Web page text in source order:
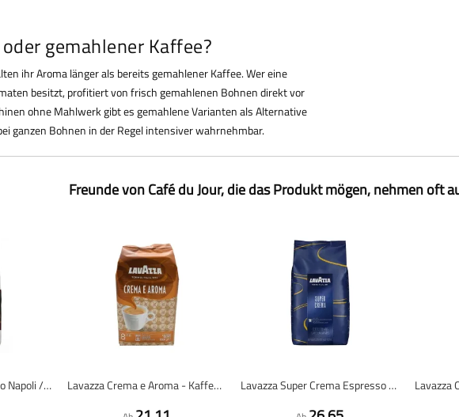
gemahlener Kaffee?
ihr Aroma länger als bereits gemahlener Kaffee. Wer eine
besitzt, profitiert von frisch gemahlenen Bohnen direkt vor
ohne Mahlwerk gibt es gemahlene Varianten als Alternative
ganzen Bohnen in der Regel intensiver wahrnehmbar.
Freunde von Café du Jour, die das Produkt mögen, nehmen oft
Kimbo Barista Espresso Napoli / Napoletano - Kaffeebohnen - 1 Kilo Lavazza Crema e Aroma - Kaffeebohnen - 1 Kilo Lavazza Super Crema Espresso - Kaffeebohnen - 1 Kilo